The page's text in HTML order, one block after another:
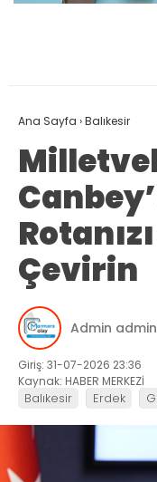
Ana Sayfa ›Balıkesir
Çevirin
Admin admin
Giriş: 31-07-2026 23:36
Kaynak: HABER MERKEZİ
Balıkesir Erdek